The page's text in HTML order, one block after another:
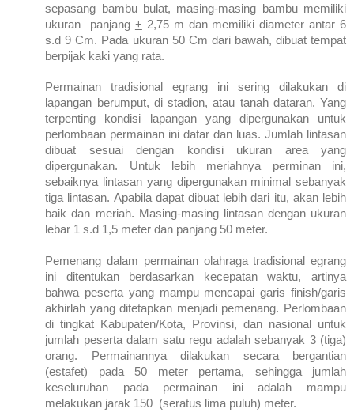
sepasang bambu bulat, masing-masing bambu memiliki
ukuran panjang + 2,75 m dan memiliki diameter antar 6
s.d 9 Cm. Pada ukuran 50 Cm dari bawah, dibuat tempat
berpijak kaki yang rata.
Permainan tradisional egrang ini sering dilakukan di
lapangan berumput, di stadion, atau tanah dataran. Yang
terpenting kondisi lapangan yang dipergunakan untuk
perlombaan permainan ini datar dan luas. Jumlah lintasan
dibuat sesuai dengan kondisi ukuran area yang
dipergunakan. Untuk lebih meriahnya perminan ini,
sebaiknya lintasan yang dipergunakan minimal sebanyak
tiga lintasan. Apabila dapat dibuat lebih dari itu, akan lebih
baik dan meriah. Masing-masing lintasan dengan ukuran
lebar 1 s.d 1,5 meter dan panjang 50 meter.
Pemenang dalam permainan olahraga tradisional egrang
ini ditentukan berdasarkan kecepatan waktu, artinya
bahwa peserta yang mampu mencapai garis finish/garis
akhirlah yang ditetapkan menjadi pemenang. Perlombaan
di tingkat Kabupaten/Kota, Provinsi, dan nasional untuk
jumlah peserta dalam satu regu adalah sebanyak 3 (tiga)
orang. Permainannya dilakukan secara bergantian
(estafet) pada 50 meter pertama, sehingga jumlah
keseluruhan pada permainan ini adalah mampu
melakukan jarak 150 (seratus lima puluh) meter.